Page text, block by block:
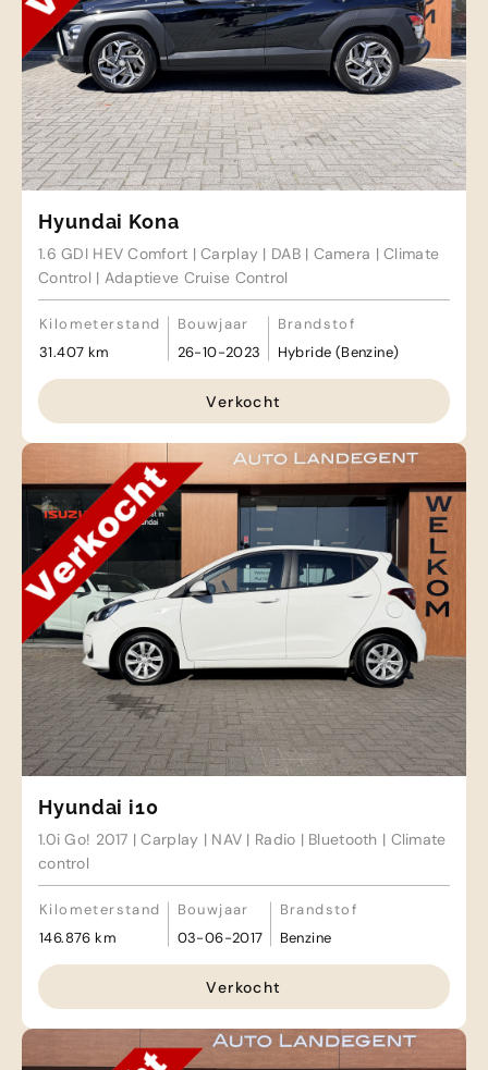
Hyundai Kona
1.6 GDI HEV Comfort | Carplay | DAB | Camera | Climate
Control | Adaptieve Cruise Control
Kilometerstand
31.407 km
Bouwjaar
26-10-2023
Brandstof
Hybride (Benzine)
Verkocht
Hyundai i10
1.0i Go! 2017 | Carplay | NAV | Radio | Bluetooth | Climate
control
Kilometerstand
146.876 km
Bouwjaar
03-06-2017
Brandstof
Benzine
Verkocht